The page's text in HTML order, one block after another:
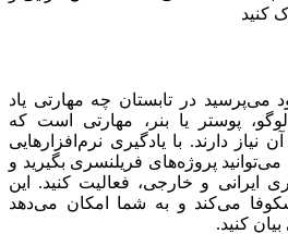
در تابستان چه مهارتی یاد
پوستر یا بنر، مهارتی است که
دارند. با یادگیری نرم‌افزارهایی
پروژه‌های فریلنسری بگیرید و
و خارجی، فعالیت کنید. این
می‌کند و به شما امکان می‌دهد
کنید.